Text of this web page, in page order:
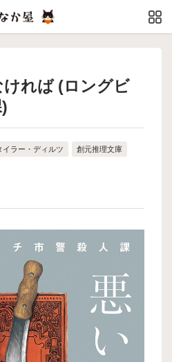
れば (ロングビ
イラー・ディルツ 創元推理文庫